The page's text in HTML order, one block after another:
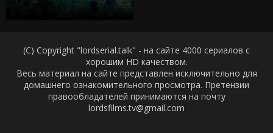
(C) Copyright "lordserial.talk" - на сайте 4000 сериалов с
хорошим HD качеством.
Весь материал на сайте представлен исключительно для
домашнего ознакомительного просмотра. Претензии
правообладателей принимаются на почту
lordsfilms.tv@gmail.com